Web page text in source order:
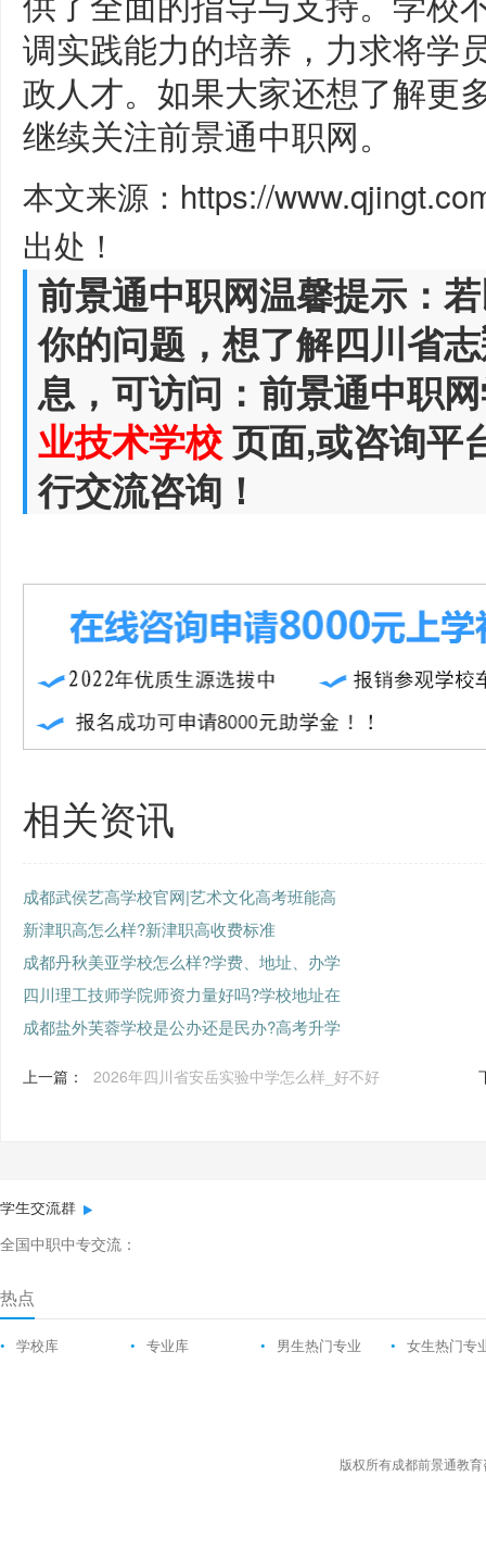
调实践能力的培养，力求将学
政人才。如果大家还想了解更
继续关注前景通中职网。
本文来源：https://
出处！
前景通中职网温馨提示：
你的问题，想了解四川省
息，可访问：前景通中职
业技术学校页面,或咨询平
行交流咨询！
相关资讯
成都武侯艺高学校官网|艺术文化高考班能高
新津职高怎么样?新津职高收费标准
成都丹秋美亚学校怎么样?学费、地址、办学
四川理工技师学院师资力量好吗?学校地址在
成都盐外芙蓉学校是公办还是民办?高考升学
上一篇： 2026年四川省安岳实验中学怎么样_好不好
学生交流群
全国中职中专交流：
热点
• 学校库 • 专业库 • 男生热门专业 • 女生热门专
版权所有成都前景通教